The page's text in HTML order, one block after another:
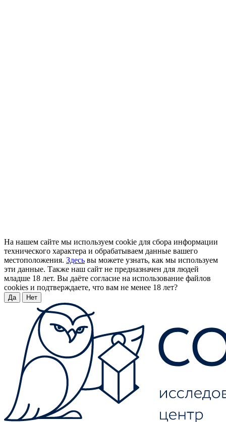
На нашем сайте мы используем cookie для сбора информации
технического характера и обрабатываем данные вашего
местоположения. Здесь вы можете узнать, как мы используем
эти данные. Также наш сайт не предназначен для людей
младше 18 лет. Вы даёте согласие на использование файлов
cookies и подтверждаете, что вам не менее 18 лет?
Да Нет